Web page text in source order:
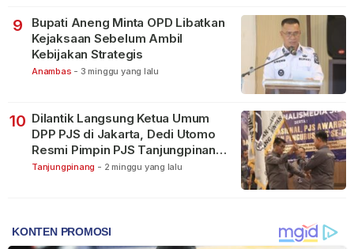
9
Bupati Aneng Minta OPD Libatkan
Kejaksaan Sebelum Ambil
Kebijakan Strategis
Anambas - 3 minggu yang lalu
10 Dilantik Langsung Ketua Umum
DPP PJS di Jakarta, Dedi Utomo
Resmi Pimpin PJS Tanjungpinang-
Bintan
Tanjungpinang - 2 minggu yang lalu